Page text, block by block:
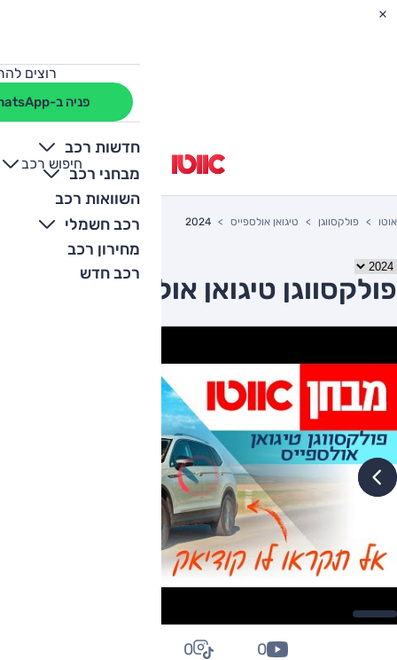
רוצים
פניה ב-WhatsApp
חדשות רכב
מבחני רכב
השוואות רכב
רכב חשמלי
מחירון רכב
רכב חדש
חיפוש רכב
+
-
אוטו פולקסווגן טיגואן אולספייס 2024
פולקסווגן טיגואן אולספייס
0
0